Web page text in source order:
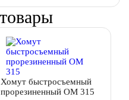
Хомут быстросъемный
прорезиненный OM 315